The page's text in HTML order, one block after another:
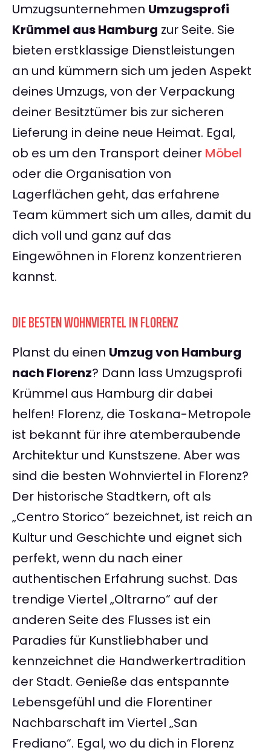
Umzugsunternehmen Umzugsprofi
Krümmel aus Hamburg zur Seite. Sie
bieten erstklassige Dienstleistungen
an und kümmern sich um jeden Aspekt
deines Umzugs, von der Verpackung
deiner Besitztümer bis zur sicheren
Lieferung in deine neue Heimat. Egal,
ob es um den Transport deiner Möbel
oder die Organisation von
Lagerflächen geht, das erfahrene
Team kümmert sich um alles, damit du
dich voll und ganz auf das
Eingewöhnen in Florenz konzentrieren
kannst.
DIE BESTEN WOHNVIERTEL IN FLORENZ
Planst du einen Umzug von Hamburg
nach Florenz? Dann lass Umzugsprofi
Krümmel aus Hamburg dir dabei
helfen! Florenz, die Toskana-Metropole
ist bekannt für ihre atemberaubende
Architektur und Kunstszene. Aber was
sind die besten Wohnviertel in Florenz?
Der historische Stadtkern, oft als
„Centro Storico“ bezeichnet, ist reich an
Kultur und Geschichte und eignet sich
perfekt, wenn du nach einer
authentischen Erfahrung suchst. Das
trendige Viertel „Oltrarno“ auf der
anderen Seite des Flusses ist ein
Paradies für Kunstliebhaber und
kennzeichnet die Handwerkertradition
der Stadt. Genieße das entspannte
Lebensgefühl und die Florentiner
Nachbarschaft im Viertel „San
Frediano“. Egal, wo du dich in Florenz